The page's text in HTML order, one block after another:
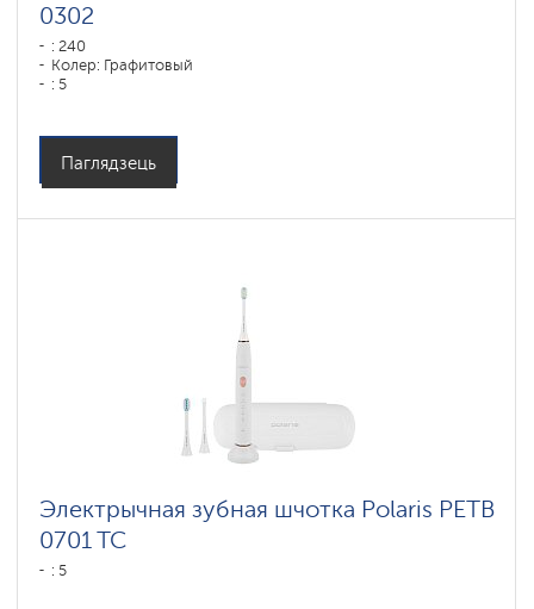
0302
: 240
Колер: Графитовый
: 5
Паглядзець
Электрычная зубная шчотка Polaris PETB
0701 TC
: 5